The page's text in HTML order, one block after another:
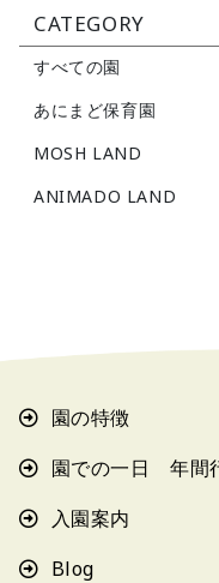
CATEGORY
すべての園
あにまど保育園
MOSH LAND
ANIMADO LAND
園の特徴
園での一日 年間
入園案内
Blog